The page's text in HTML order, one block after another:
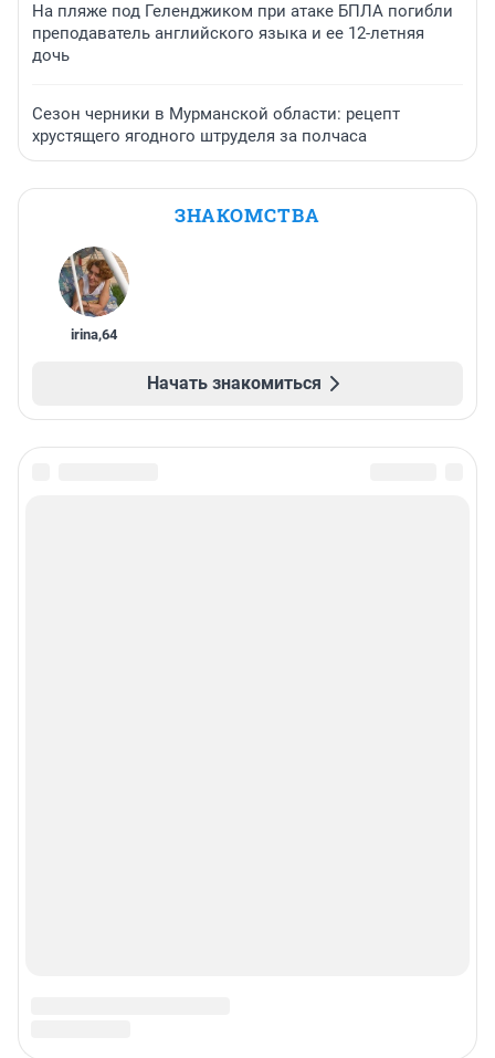
На пляже под Геленджиком при атаке БПЛА погибли
преподаватель английского языка и ее 12-летняя
дочь
Сезон черники в Мурманской области: рецепт
хрустящего ягодного штруделя за полчаса
ЗНАКОМСТВА
irina,64
Начать знакомиться